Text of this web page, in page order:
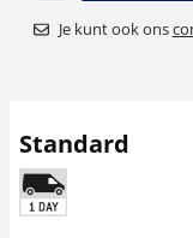
Je kunt ook ons
Standard